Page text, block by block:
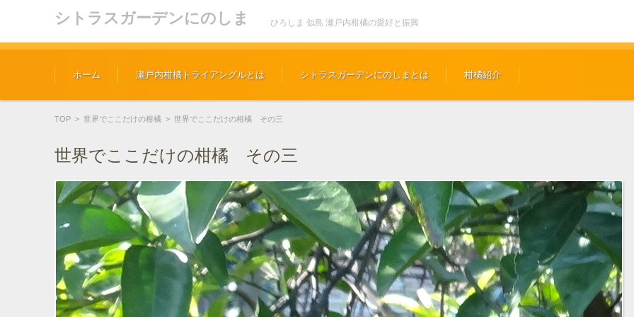
シトラスガーデンにのしま ひろしま 似島 瀬戸内柑橘の愛好と振興
コンテンツに移動
ホーム 瀬戸内柑橘トライアングルとは シトラスガーデンにのしまとは 柑橘紹介
TOP > 世界でここだけの柑橘 > 世界でここだけの柑橘 その三
世界でここだけの柑橘 その三